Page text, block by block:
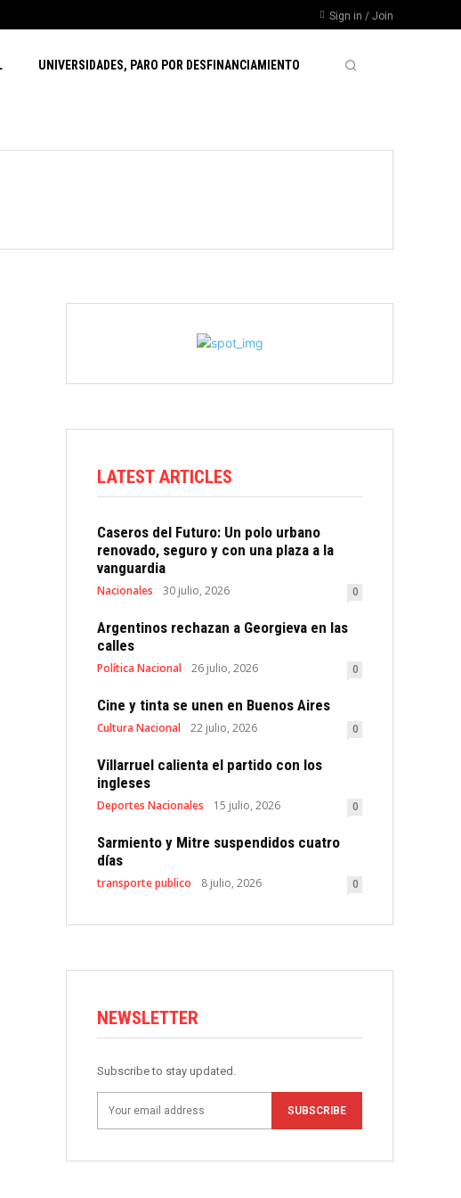
Sign in / Join
UNIVERSIDADES, PARO POR DESFINANCIAMIENTO
LATEST ARTICLES
Caseros del Futuro: Un polo urbano
renovado, seguro y con una plaza a la
vanguardia
Nacionales 30 julio, 2026 0
Argentinos rechazan a Georgieva en las
calles
Política Nacional 26 julio, 2026 0
Cine y tinta se unen en Buenos Aires
Cultura Nacional 22 julio, 2026 0
Villarruel calienta el partido con los
ingleses
Deportes Nacionales 15 julio, 2026 0
Sarmiento y Mitre suspendidos cuatro
días
transporte publico 8 julio, 2026 0
NEWSLETTER
Subscribe to stay updated.
SUBSCRIBE